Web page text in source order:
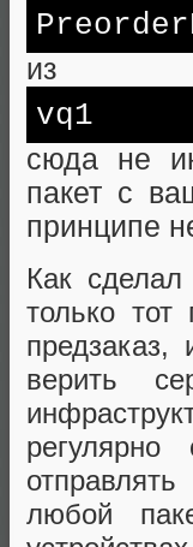
из
vq1
сюда не
пакет с
принципе
Как
только тот
предзаказ,
верить
любой